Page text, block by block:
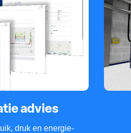
advies
druk en energie-